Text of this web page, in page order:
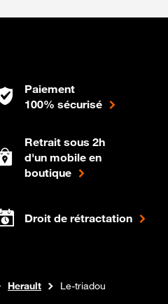
Paiement
100% sécurisé
Retrait sous 2h
d'un mobile en
boutique
Droit de rétractation
Herault Le-triadou